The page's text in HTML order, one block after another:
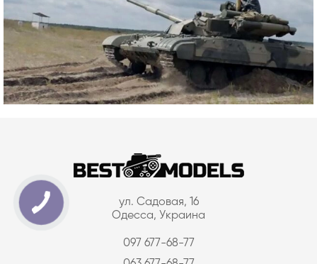
ул. Садовая, 16
Одесса, Украина
097 677-68-77